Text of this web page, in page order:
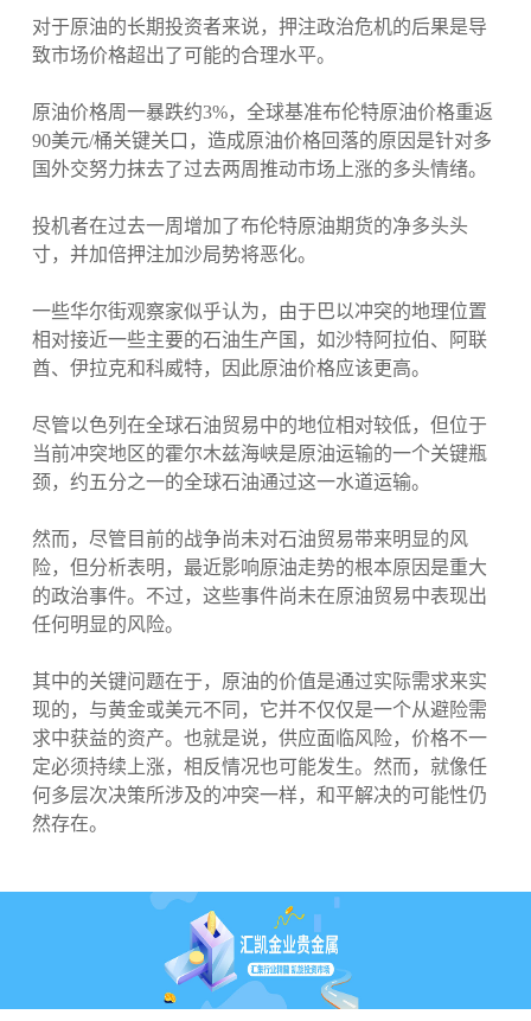
对于原油的长期投资者来说，押注政治危机的后果是导
致市场价格超出了可能的合理水平。
原油价格周一暴跌约3%，全球基准布伦特原油价格重返
90美元/桶关键关口，造成原油价格回落的原因是针对多
国外交努力抹去了过去两周推动市场上涨的多头情绪。
投机者在过去一周增加了布伦特原油期货的净多头头
寸，并加倍押注加沙局势将恶化。
一些华尔街观察家似乎认为，由于巴以冲突的地理位置
相对接近一些主要的石油生产国，如沙特阿拉伯、阿联
酋、伊拉克和科威特，因此原油价格应该更高。
尽管以色列在全球石油贸易中的地位相对较低，但位于
当前冲突地区的霍尔木兹海峡是原油运输的一个关键瓶
颈，约五分之一的全球石油通过这一水道运输。
然而，尽管目前的战争尚未对石油贸易带来明显的风
险，但分析表明，最近影响原油走势的根本原因是重大
的政治事件。不过，这些事件尚未在原油贸易中表现出
任何明显的风险。
其中的关键问题在于，原油的价值是通过实际需求来实
现的，与黄金或美元不同，它并不仅仅是一个从避险需
求中获益的资产。也就是说，供应面临风险，价格不一
定必须持续上涨，相反情况也可能发生。然而，就像任
何多层次决策所涉及的冲突一样，和平解决的可能性仍
然存在。